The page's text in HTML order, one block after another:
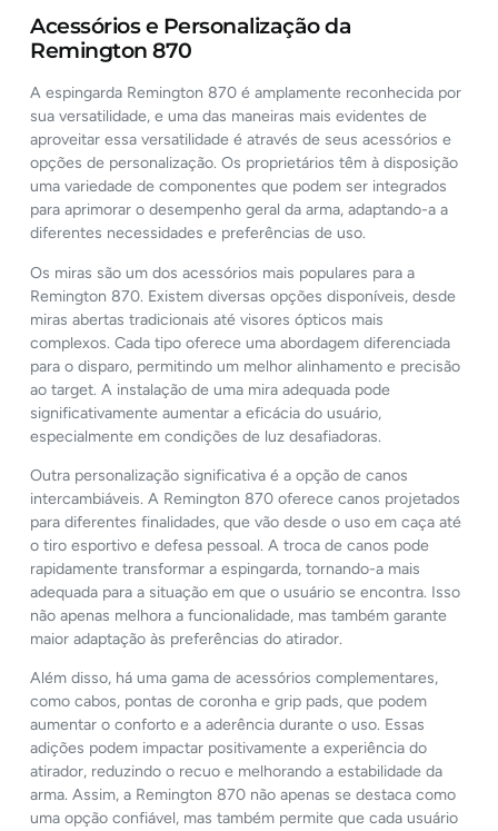
Acessórios e Personalização da
Remington 870
A espingarda Remington 870 é amplamente reconhecida por
sua versatilidade, e uma das maneiras mais evidentes de
aproveitar essa versatilidade é através de seus acessórios e
opções de personalização. Os proprietários têm à disposição
uma variedade de componentes que podem ser integrados
para aprimorar o desempenho geral da arma, adaptando-a a
diferentes necessidades e preferências de uso.
Os miras são um dos acessórios mais populares para a
Remington 870. Existem diversas opções disponíveis, desde
miras abertas tradicionais até visores ópticos mais
complexos. Cada tipo oferece uma abordagem diferenciada
para o disparo, permitindo um melhor alinhamento e precisão
ao target. A instalação de uma mira adequada pode
significativamente aumentar a eficácia do usuário,
especialmente em condições de luz desafiadoras.
Outra personalização significativa é a opção de canos
intercambiáveis. A Remington 870 oferece canos projetados
para diferentes finalidades, que vão desde o uso em caça até
o tiro esportivo e defesa pessoal. A troca de canos pode
rapidamente transformar a espingarda, tornando-a mais
adequada para a situação em que o usuário se encontra. Isso
não apenas melhora a funcionalidade, mas também garante
maior adaptação às preferências do atirador.
Além disso, há uma gama de acessórios complementares,
como cabos, pontas de coronha e grip pads, que podem
aumentar o conforto e a aderência durante o uso. Essas
adições podem impactar positivamente a experiência do
atirador, reduzindo o recuo e melhorando a estabilidade da
arma. Assim, a Remington 870 não apenas se destaca como
uma opção confiável, mas também permite que cada usuário